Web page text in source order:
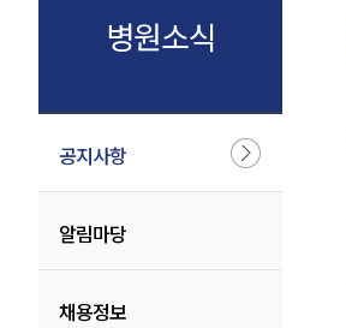
병원소식
공지사항
알림마당
채용정보